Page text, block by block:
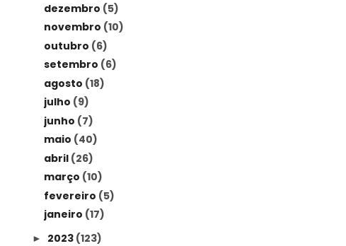
dezembro (5)
novembro (10)
outubro (6)
setembro (6)
agosto (18)
julho (9)
junho (7)
maio (40)
abril (26)
março (10)
fevereiro (5)
janeiro (17)
► 2023 (123)